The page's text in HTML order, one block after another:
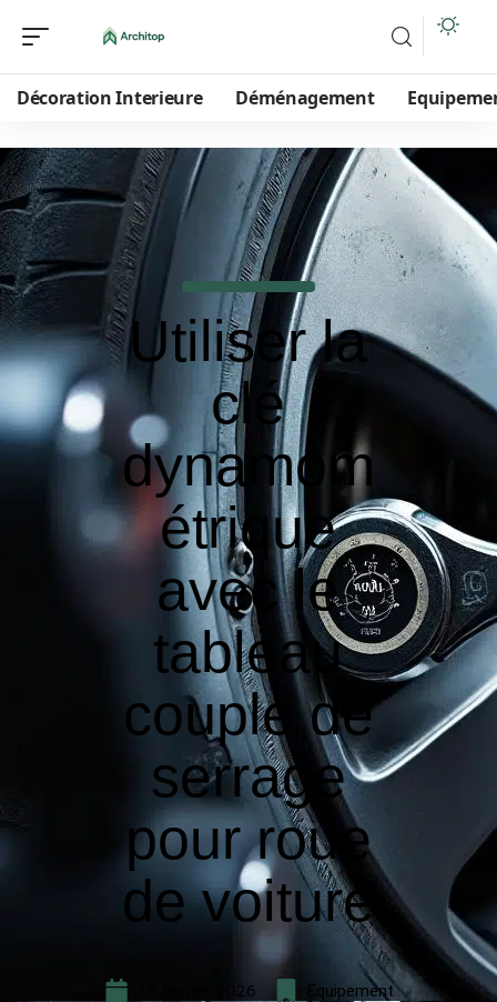
Décoration Interieure Déménagement
Utiliser la
clé
dynamom
étrique
avec le
tableau
couple de
serrage
pour roue
de voiture
18 février 2026 Equipement